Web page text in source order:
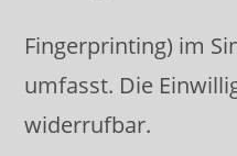
Fingerprinting) im
umfasst. Die
widerrufbar.